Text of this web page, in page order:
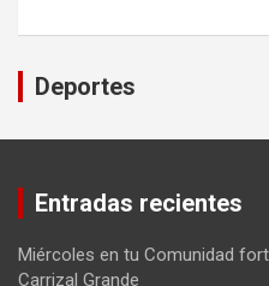
Deportes
Entradas recientes
Miércoles en tu Comunidad
Carrizal Grande